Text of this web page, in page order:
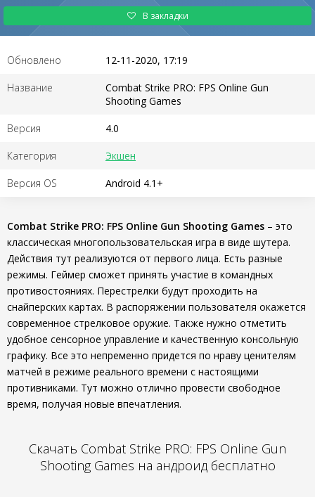
В закладки
Обновлено 12-11-2020, 17:19
Название
Combat Strike PRO: FPS Online Gun
Shooting Games
Версия 4.0
Категория Экшен
Версия OS Android 4.1+
Combat Strike PRO: FPS Online Gun Shooting Games – это
классическая многопользовательская игра в виде шутера.
Действия тут реализуются от первого лица. Есть разные
режимы. Геймер сможет принять участие в командных
противостояниях. Перестрелки будут проходить на
снайперских картах. В распоряжении пользователя окажется
современное стрелковое оружие. Также нужно отметить
удобное сенсорное управление и качественную консольную
графику. Все это непременно придется по нраву ценителям
матчей в режиме реального времени с настоящими
противниками. Тут можно отлично провести свободное
время, получая новые впечатления.
Скачать Combat Strike PRO: FPS Online Gun
Shooting Games на андроид бесплатно